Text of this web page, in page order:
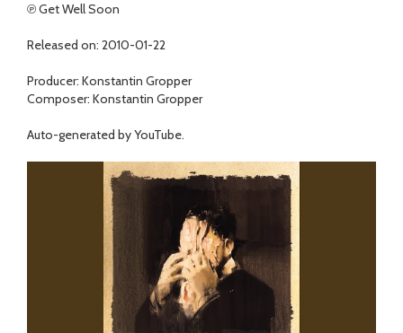
℗ Get Well Soon
Released on: 2010-01-22
Producer: Konstantin Gropper
Composer: Konstantin Gropper
Auto-generated by YouTube.